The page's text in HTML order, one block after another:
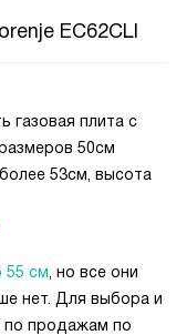
EC62CLI
газовая плита с
50см
53см, высота
55 см , но все они
нет. Для выбора и
по продажам по